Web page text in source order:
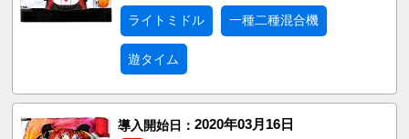
ライトミドル 一種二種混合機
遊タイム
導入開始日： 2020年03月16日